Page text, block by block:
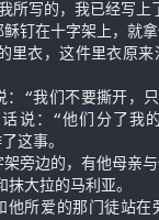
所写的，我已经写上
钉在十字架上，就
里衣，这件里衣原
“我们不要撕开，
说：“他们分了我
这事。
旁边的，有他母亲
大拉的马利亚。
所爱的那门徒站在